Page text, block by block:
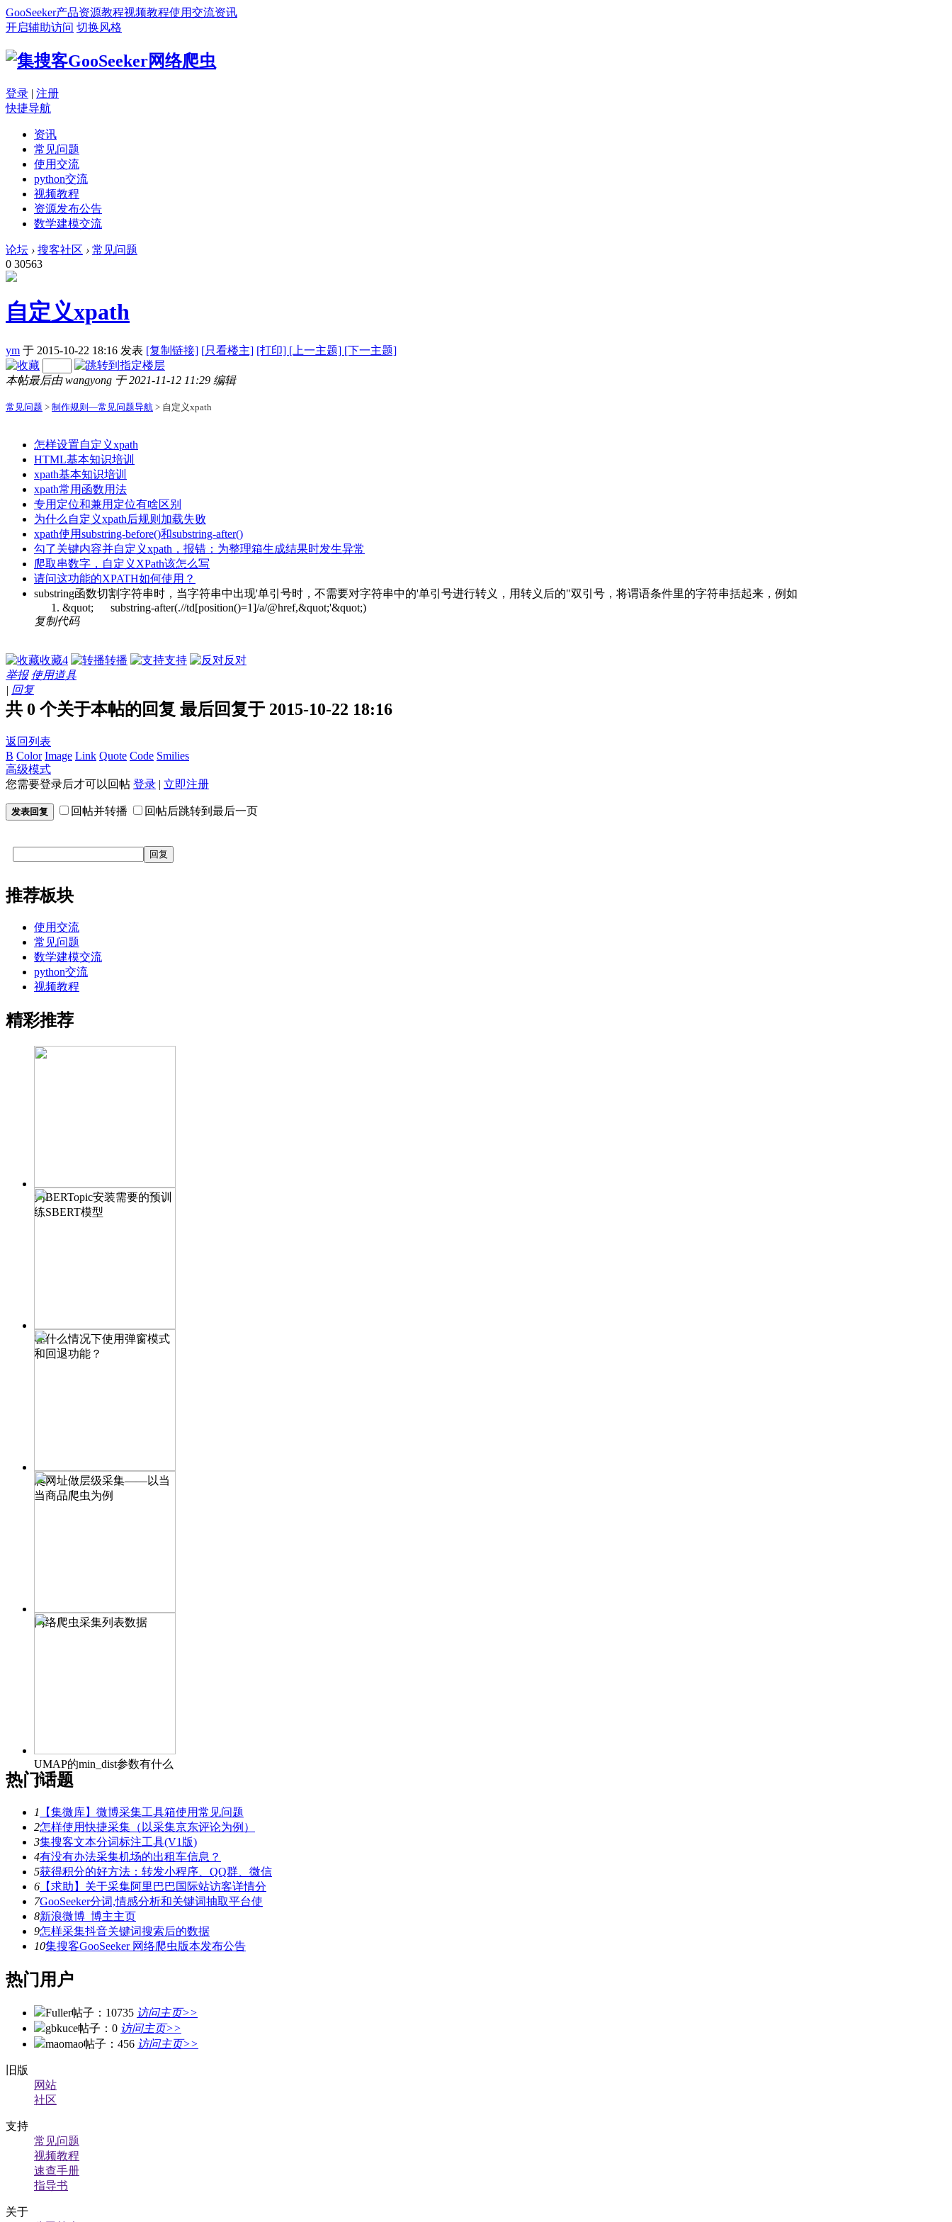
GooSeeker产品资源教程视频教程使用交流资讯
开启辅助访问 切换风格
登录 | 注册
快捷导航
资讯
常见问题
使用交流
python交流
视频教程
资源发布公告
数学建模交流
论坛 › 搜客社区 › 常见问题
0 30563
自定义xpath
ym 于 2015-10-22 18:16 发表 [复制链接] [只看楼主] [打印] [上一主题] [下一主题]
本帖最后由 wangyong 于 2021-11-12 11:29 编辑
常见问题 > 制作规则—常见问题导航 > 自定义xpath
怎样设置自定义xpath
HTML基本知识培训
xpath基本知识培训
xpath常用函数用法
专用定位和兼用定位有啥区别
为什么自定义xpath后规则加载失败
xpath使用substring-before()和substring-after()
勾了关键内容并自定义xpath，报错：为整理箱生成结果时发生异常
爬取串数字，自定义XPath该怎么写
请问这功能的XPATH如何使用？
substring函数切割字符串时，当字符串中出现'单引号时，不需要对字符串中的'单引号进行转义，用转义后的"双引号， 将谓语条件里的字符串括起来，例如
&quot; substring-after(.//td[position()=1]/a/@href,&quot;'&quot;)
复制代码
收藏4 转播 支持
反对
举报 使用道具
| 回复
共 0 个关于本帖的回复 最后回复于 2015-10-22 18:16
返回列表
B Color Image Link Quote Code Smilies
高级模式
您需要登录后才可以回帖 登录 | 立即注册
发表回复 回帖并转播 回帖后跳转到最后一页
回复
推荐板块
使用交流
常见问题
数学建模交流
python交流
视频教程
精彩推荐
为BERTopic安装需要的预训
练SBERT模型
在什么情况下使用弹窗模式
和回退功能？
爬网址做层级采集——以当
当商品爬虫为例
网络爬虫采集列表数据
UMAP的min_dist参数有什么
作用？
热门话题
1
【集微库】微博采集工具箱使用常见问题
2怎样使用快捷采集（以采集京东评论为例）
3集搜客文本分词标注工具(V1版)
4有没有办法采集机场的出租车信息？
5获得积分的好方法：转发小程序、QQ群、微信
6 【求助】关于采集阿里巴巴国际站访客详情分
7GooSeeker分词,情感分析和关键词抽取平台使
8新浪微博_博主主页
9怎样采集抖音关键词搜索后的数据
10集搜客GooSeeker 网络爬虫版本发布公告
热门用户
Fuller帖子：10735 访问主页>>
gbkuce帖子：0 访问主页>>
maomao帖子：456 访问主页>>
旧版
网站
社区
支持
常见问题
视频教程
速查手册
指导书
关于